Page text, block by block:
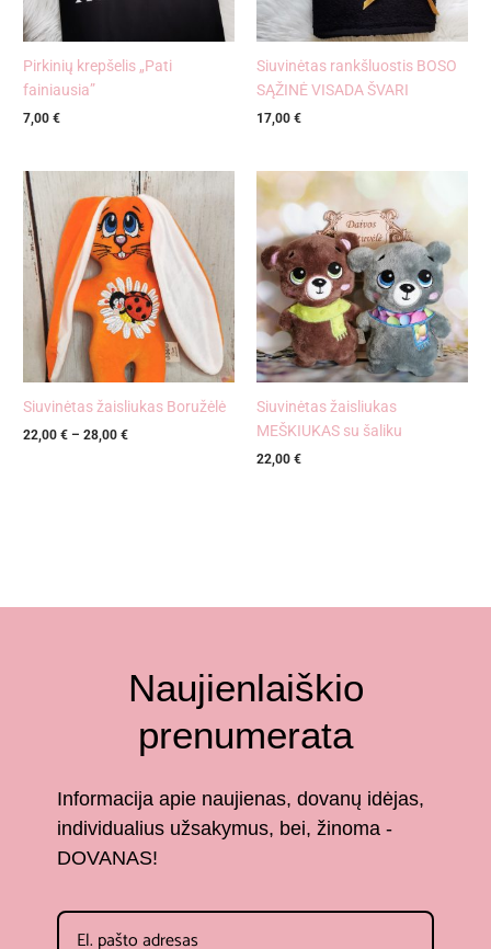
Pirkinių krepšelis „Pati
fainiausia”
7,00€
Siuvinėtas rankšluostis BOSO
SĄŽINĖ VISADA ŠVARI
17,00 €
Siuvinėtas žaisliukas Boružėlė
22,00€ – 28,00€
Price
range:
22,00 €
through
28,00 €
Siuvinėtas žaisliukas
MEŠKIUKAS su šaliku
22,00 €
Naujienlaiškio
prenumerata
Informacija apie naujienas, dovanų idėjas,
individualius užsakymus, bei, žinoma -
DOVANAS!